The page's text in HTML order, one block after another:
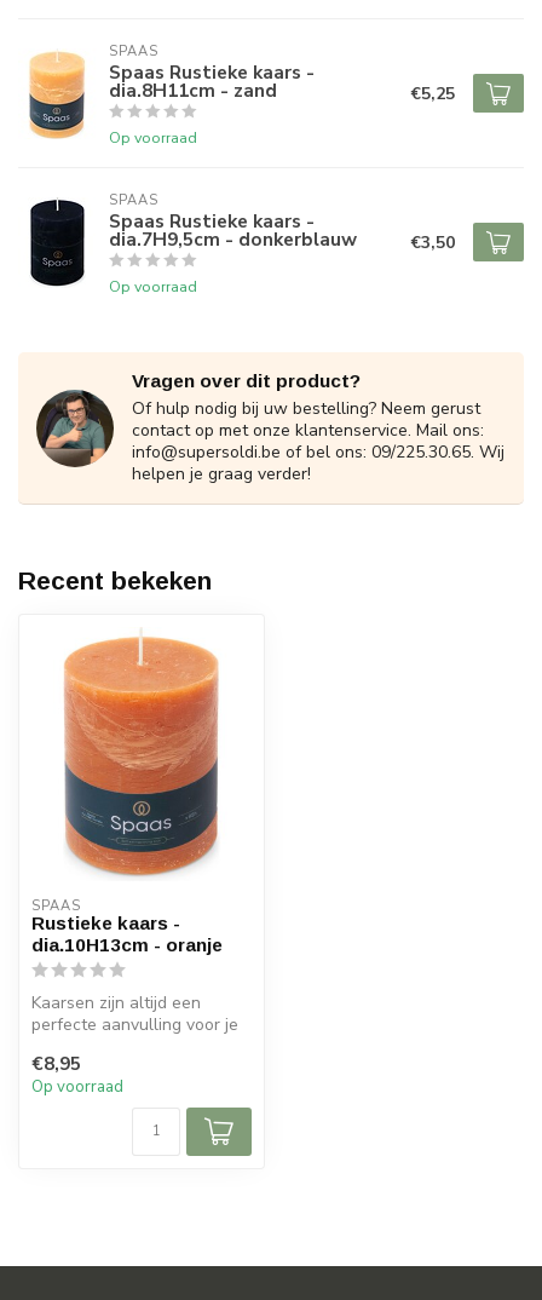
SPAAS
Spaas Rustieke kaars -
dia.8H11cm - zand
Op voorraad
€5,25
SPAAS
Spaas Rustieke kaars -
dia.7H9,5cm - donkerblauw
Op voorraad
€3,50
Vragen over dit product?
Of hulp nodig bij uw bestelling? Neem gerust
contact op met onze klantenservice. Mail ons:
info@supersoldi.be of bel ons: 09/225.30.65. Wij
helpen je graag verder!
Recent bekeken
SPAAS
Rustieke kaars -
dia.10H13cm - oranje
Kaarsen zijn altijd een
perfecte aanvulling voor je
€8,95
Op voorraad